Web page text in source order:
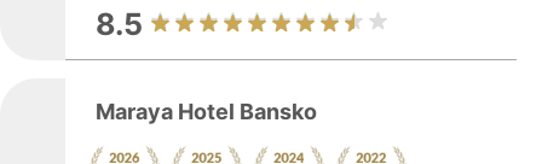
8.5
Maraya Hotel Bansko